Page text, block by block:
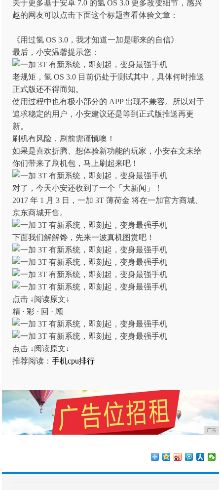
关于更多基于安卓 7.0 的氢 OS 3.0 更多改变细节，感兴
趣的网友可以点击下面这个标题查看体验文章：
《用过氢 OS 3.0，我才知道一加是哪来的自信》
最后，小安温馨提示您：
老规矩，氢 OS 3.0 目前仍处于测试其中，具体何时推送
正式版还不得而知。
使用过程中也有极小部分的 APP 出现不兼容。所以对于
追求稳定的用户，小安建议还是等到正式版推送再更
新。
刷机有风险，刷前需谨慎噢！
如果是喜欢折腾、想体验新功能的玩家，小安在文末给
你们带来了刷机包，马上刷起来吧！
对了，今天小安还收到了一个「大新闻」！
2017 年 1 月 3 日，一加 3T 薄荷金 将在一加官方商城、
京东商城开售。
下面我们解解馋，先来一波真机图赏吧！
点击 ↓阅读原文↓
精 · 彩 · 回 · 顾
点击 ↓阅读原文↓
推荐阅读：手机cpu排行
广告